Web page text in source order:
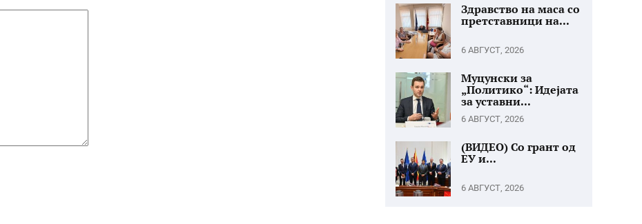
Здравство на маса со
претставници на...
6 АВГУСТ, 2026
Муцунски за
„Политико“: Идејата
за уставни...
6 АВГУСТ, 2026
(ВИДЕО) Со грант од
ЕУ и...
6 АВГУСТ, 2026